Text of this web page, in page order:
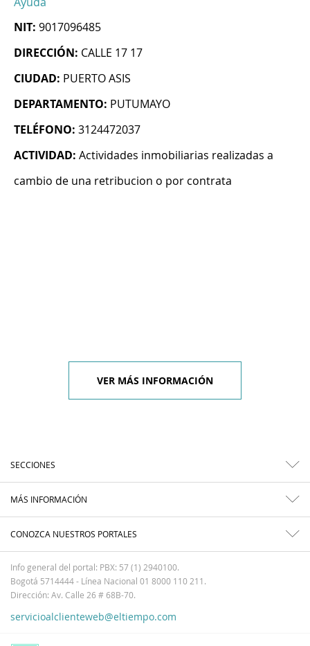
NIT: 9017096485
DIRECCIÓN: CALLE 17 17
CIUDAD: PUERTO ASIS
DEPARTAMENTO: PUTUMAYO
TELÉFONO: 3124472037
ACTIVIDAD: Actividades inmobiliarias realizadas a
cambio de una retribucion o por contrata
VER MÁS INFORMACIÓN
SECCIONES
MÁS INFORMACIÓN
CONOZCA NUESTROS PORTALES
Info general del portal: PBX: 57 (1) 2940100.
Bogotá 5714444 - Línea Nacional 01 8000 110 211.
Dirección: Av. Calle 26 # 68B-70.
servicioalclienteweb@eltiempo.com